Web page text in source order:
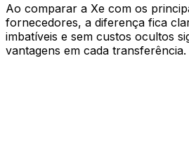
Ao comparar a Xe com os
fornecedores, a diferença fica
imbatíveis e sem custos ocultos
vantagens em cada transferência.